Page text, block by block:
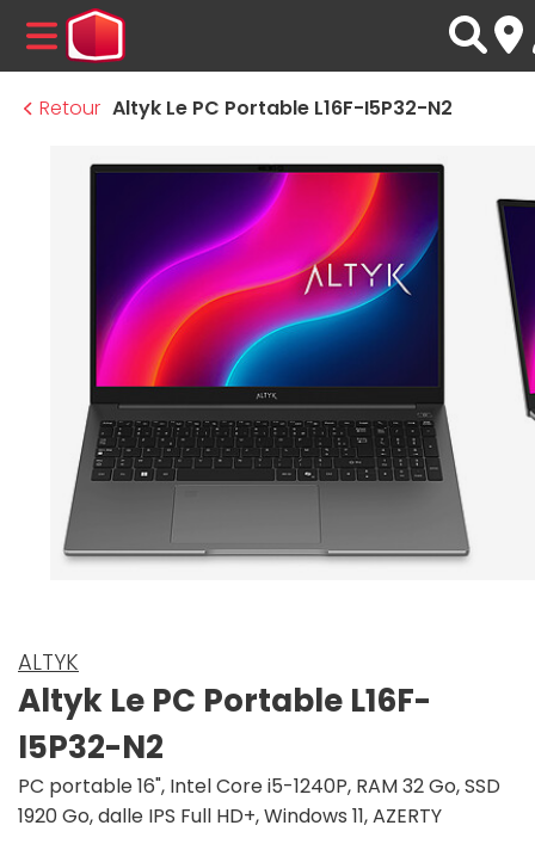
MENU
Retour Altyk Le PC Portable L16F-I5P32-N2
ALTYK
Altyk Le PC Portable L16F-
I5P32-N2
PC portable 16", Intel Core i5-1240P, RAM 32 Go, SSD
1920 Go, dalle IPS Full HD+, Windows 11, AZERTY